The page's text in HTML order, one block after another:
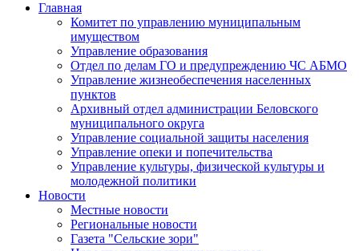
Главная
Комитет по управлению муниципальным
имуществом
Управление образования
Отдел по делам ГО и предупреждению ЧС АБМО
Управление жизнеобеспечения населенных
пунктов
Архивный отдел администрации Беловского
муниципального округа
Управление социальной защиты населения
Управление опеки и попечительства
Управление культуры, физической культуры и
молодежной политики
Новости
Местные новости
Региональные новости
Газета "Сельские зори"